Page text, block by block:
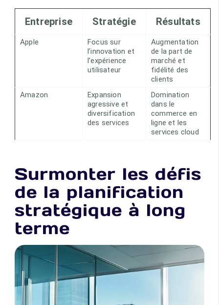
Entreprise Stratégie Résultats
Apple
Focus sur
l’innovation et
l’expérience
utilisateur
Augmentation
de la part de
marché et
fidélité des
clients
Amazon
Expansion
agressive et
diversification
des services
Domination
dans le
commerce en
ligne et les
services cloud
Surmonter les défis
de la planification
stratégique à long
terme